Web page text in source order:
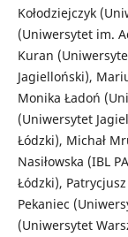
Kołodziejczyk
(Uniwersytet im.
Kuran
Jagielloński),
Monika Ładoń
(Uniwersytet
Łódzki), Michał
Nasiłowska (IBL
Łódzki),
Pekaniec
(Uniwersytet